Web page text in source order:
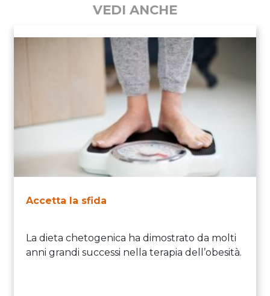
VEDI ANCHE
Accetta la sfida
La dieta chetogenica ha dimostrato da molti
anni grandi successi nella terapia dell’obesità.